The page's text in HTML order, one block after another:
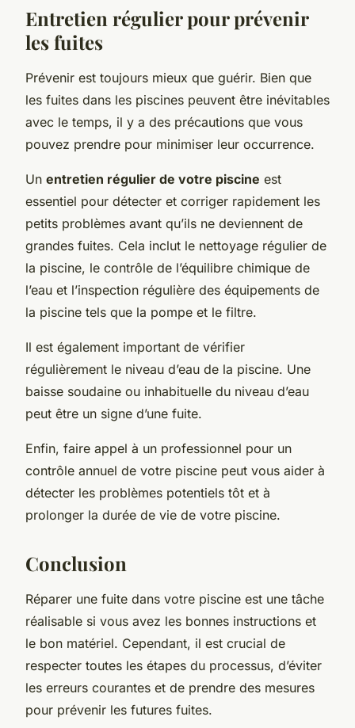
Entretien régulier pour prévenir
les fuites
Prévenir est toujours mieux que guérir. Bien que
les fuites dans les piscines peuvent être inévitables
avec le temps, il y a des précautions que vous
pouvez prendre pour minimiser leur occurrence.
Un entretien régulier de votre piscine est
essentiel pour détecter et corriger rapidement les
petits problèmes avant qu’ils ne deviennent de
grandes fuites. Cela inclut le nettoyage régulier de
la piscine, le contrôle de l’équilibre chimique de
l’eau et l’inspection régulière des équipements de
la piscine tels que la pompe et le filtre.
Il est également important de vérifier
régulièrement le niveau d’eau de la piscine. Une
baisse soudaine ou inhabituelle du niveau d’eau
peut être un signe d’une fuite.
Enfin, faire appel à un professionnel pour un
contrôle annuel de votre piscine peut vous aider à
détecter les problèmes potentiels tôt et à
prolonger la durée de vie de votre piscine.
Conclusion
Réparer une fuite dans votre piscine est une tâche
réalisable si vous avez les bonnes instructions et
le bon matériel. Cependant, il est crucial de
respecter toutes les étapes du processus, d’éviter
les erreurs courantes et de prendre des mesures
pour prévenir les futures fuites.